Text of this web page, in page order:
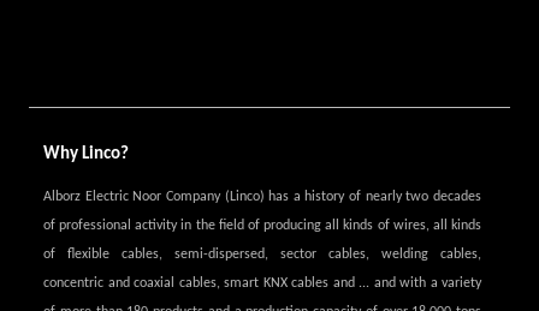
Why Linco?
Alborz Electric Noor Company (Linco) has a history of nearly two decades
of professional activity in the field of producing all kinds of wires, all kinds
of flexible cables, semi-dispersed, sector cables, welding cables,
concentric and coaxial cables, smart KNX cables and ... and with a variety